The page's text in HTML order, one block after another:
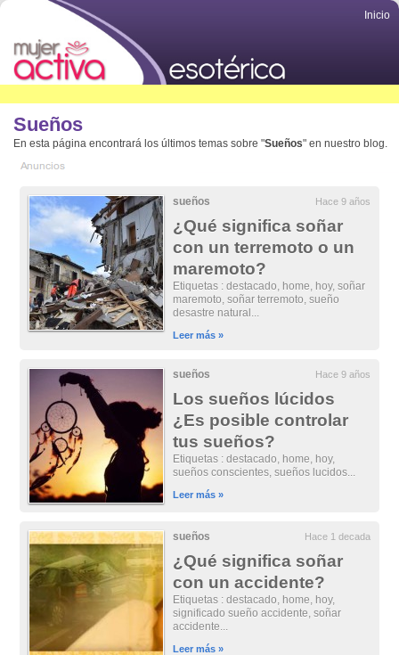
Inicio
Sueños
En esta página encontrará los últimos temas sobre "Sueños" en nuestro blog.
sueños Hace 9 años
¿Qué significa soñar
con un terremoto o un
maremoto?
Etiquetas : destacado, home, hoy, soñar
maremoto, soñar terremoto, sueño
desastre natural...
Leer más »
sueños Hace 9 años
Los sueños lúcidos
¿Es posible controlar
tus sueños?
Etiquetas : destacado, home, hoy,
sueños conscientes, sueños lucidos...
Leer más »
sueños Hace 1 decada
¿Qué significa soñar
con un accidente?
Etiquetas : destacado, home, hoy,
significado sueño accidente, soñar
accidente...
Leer más »